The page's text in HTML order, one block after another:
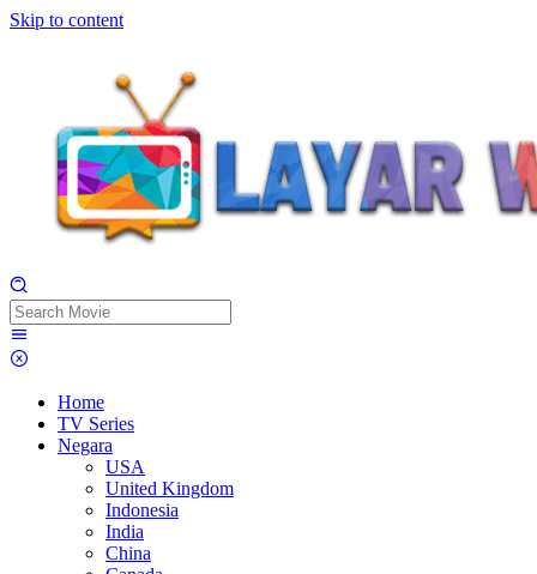
Skip to content
Home
TV Series
Negara
USA
United Kingdom
Indonesia
India
China